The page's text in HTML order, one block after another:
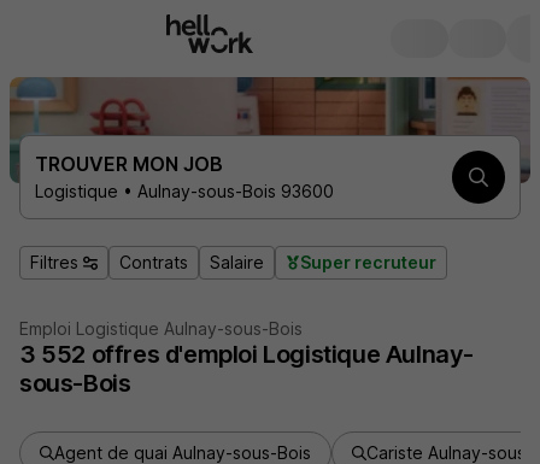
TROUVER MON JOB
Logistique • Aulnay-sous-Bois 93600
Filtres Contrats Salaire Super recruteur
Emploi Logistique Aulnay-sous-Bois
3 552 offres d'emploi Logistique Aulnay-
sous-Bois
Agent de quai Aulnay-sous-Bois Cariste Aulnay-sous-